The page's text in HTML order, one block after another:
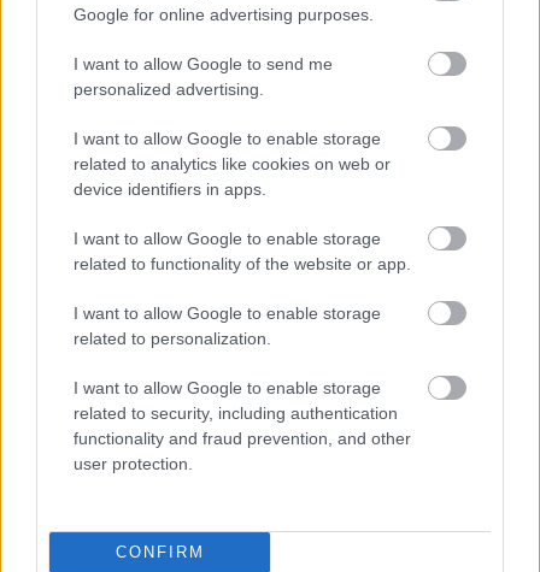
Google for online advertising purposes.
I want to allow Google to send me
personalized advertising.
I want to allow Google to enable storage
related to analytics like cookies on web or
device identifiers in apps.
I want to allow Google to enable storage
related to functionality of the website or app.
I want to allow Google to enable storage
related to personalization.
I want to allow Google to enable storage
related to security, including authentication
functionality and fraud prevention, and other
user protection.
CONFIRM
Béke, harc – vagy békeharc?
Gondolatok 1939. szeptember elseje
kapcsán (vélemény)
Nyolcvanhat év – négy generáció. Aki 1939-ben született, a
most nyugdíj előtt álló boomerek szülőjévé vált. Az én
apám is emlékszik még a háború